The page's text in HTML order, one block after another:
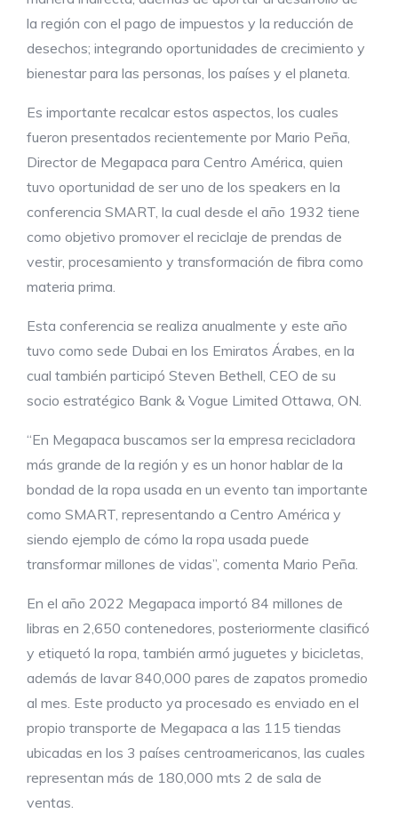
la región con el pago de impuestos y la reducción de
desechos; integrando oportunidades de crecimiento y
bienestar para las personas, los países y el planeta.
Es importante recalcar estos aspectos, los cuales
fueron presentados recientemente por Mario Peña,
Director de Megapaca para Centro América, quien
tuvo oportunidad de ser uno de los speakers en la
conferencia SMART, la cual desde el año 1932 tiene
como objetivo promover el reciclaje de prendas de
vestir, procesamiento y transformación de fibra como
materia prima.
Esta conferencia se realiza anualmente y este año
tuvo como sede Dubai en los Emiratos Árabes, en la
cual también participó Steven Bethell, CEO de su
socio estratégico Bank & Vogue Limited Ottawa, ON.
“En Megapaca buscamos ser la empresa recicladora
más grande de la región y es un honor hablar de la
bondad de la ropa usada en un evento tan importante
como SMART, representando a Centro América y
siendo ejemplo de cómo la ropa usada puede
transformar millones de vidas”, comenta Mario Peña.
En el año 2022 Megapaca importó 84 millones de
libras en 2,650 contenedores, posteriormente clasificó
y etiquetó la ropa, también armó juguetes y bicicletas,
además de lavar 840,000 pares de zapatos promedio
al mes. Este producto ya procesado es enviado en el
propio transporte de Megapaca a las 115 tiendas
ubicadas en los 3 países centroamericanos, las cuales
representan más de 180,000 mts 2 de sala de
ventas.